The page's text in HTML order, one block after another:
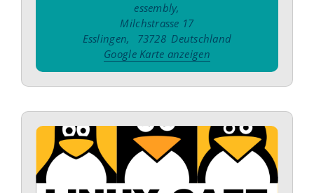
essembly,
Milchstrasse 17
Esslingen, 73728 Deutschland
Google Karte anzeigen